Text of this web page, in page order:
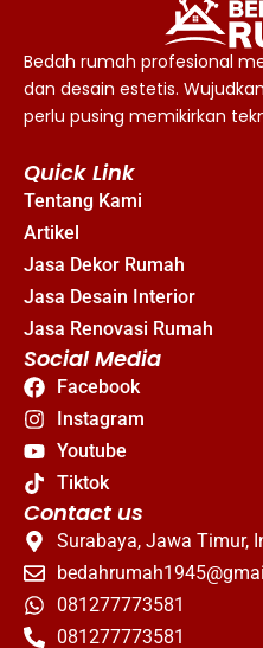
Bedah rumah profesional
dan desain estetis.
perlu pusing memikirkan
Quick Link
Tentang Kami
Artikel
Jasa Dekor Rumah
Jasa Desain Interior
Jasa Renovasi Rumah
Social Media
Facebook
Instagram
Youtube
Tiktok
Contact us
Surabaya, Jawa Timur,
081277773581
081277773581